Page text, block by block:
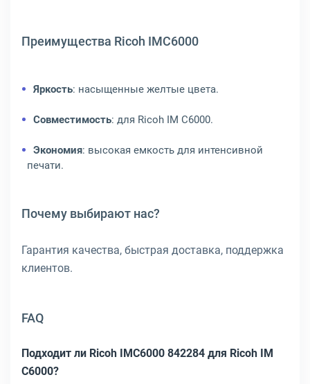
Преимущества Ricoh IMC6000
Яркость: насыщенные желтые цвета.
Совместимость: для Ricoh IM C6000.
Экономия: высокая емкость для интенсивной
печати.
Почему выбирают нас?
Гарантия качества, быстрая доставка, поддержка
клиентов.
FAQ
Подходит ли Ricoh IMC6000 842284 для Ricoh IM
C6000?